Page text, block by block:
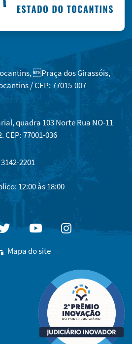
Praça dos Girassóis,
/ CEP: 77015-007
quadra 103 Norte Rua NO-11
CEP: 77001-036
2201
12:00 às 18:00
TwitterYoutubeInstagram
Mapa do site